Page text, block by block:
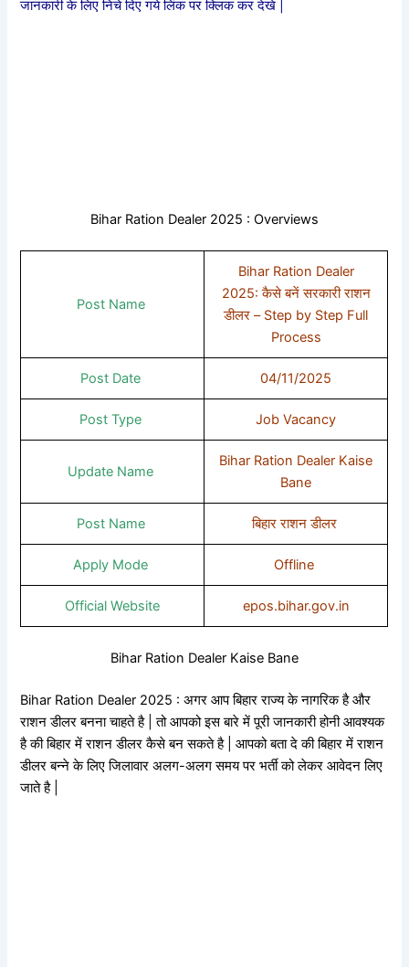
जानकारी के लिए निचे दिए गये लिंक पर क्लिक कर देखे |
Bihar Ration Dealer 2025 : Overviews
Post Name
Bihar Ration Dealer
2025: कैसे बनें सरकारी राशन
डीलर – Step by Step Full
Process
Post Date 04/11/2025
Post Type Job Vacancy
Update Name
Bihar Ration Dealer Kaise
Bane
Post Name बिहार राशन डीलर
Apply Mode Offline
Official Website epos.bihar.gov.in
Bihar Ration Dealer Kaise Bane
Bihar Ration Dealer 2025 : अगर आप बिहार राज्य के नागरिक है और
राशन डीलर बनना चाहते है | तो आपको इस बारे में पूरी जानकारी होनी आवश्यक
है की बिहार में राशन डीलर कैसे बन सकते है | आपको बता दे की बिहार में राशन
डीलर बन्ने के लिए जिलावार अलग-अलग समय पर भर्ती को लेकर आवेदन लिए
जाते है |